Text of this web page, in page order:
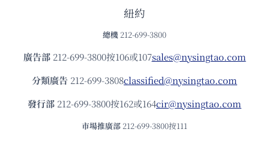
紐約
總機 212-699-3800
廣告部212-699-3800按106或107sales@nysingtao.com
分類廣告 212-699-3808classified@nysingtao.com
發⾏部 212-699-3800按162或164cir@nysingtao.com
市場推廣部 212-699-3800按111